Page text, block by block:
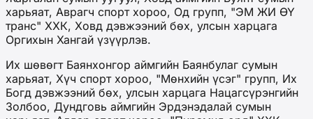
харьяат, Аврагч спорт хороо, Од групп, "ЭМ ЖИ ӨҮ
транс" ХХК, Ховд дэвжээний бөх, улсын харцага
Оргихын Хангай үзүүрлэв.
Их шөвөгт Баянхонгор аймгийн Баянбулаг сумын
харьяат, Хүч спорт хороо, "Мөнхийн үсэг" групп, Их
Богд дэвжээний бөх, улсын харцага Нацагсүрэнгийн
Золбоо, Дундговь аймгийн Эрдэнэдалай сумын